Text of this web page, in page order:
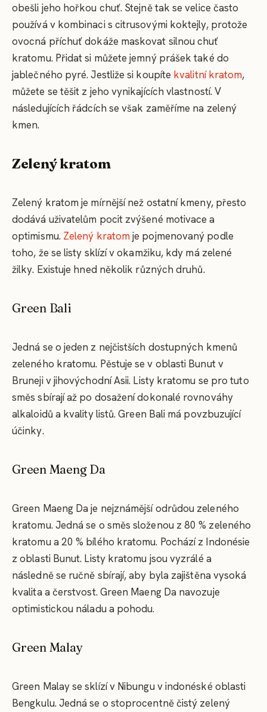
obešli jeho hořkou chuť. Stejně tak se velice často
používá v kombinaci s citrusovými koktejly, protože
ovocná příchuť dokáže maskovat silnou chuť
kratomu. Přidat si můžete jemný prášek také do
jablečného pyré. Jestliže si koupíte kvalitní kratom,
můžete se těšit z jeho vynikajících vlastností. V
následujících řádcích se však zaměříme na zelený
kmen.
Zelený kratom
Zelený kratom je mírnější než ostatní kmeny, přesto
dodává uživatelům pocit zvýšené motivace a
optimismu. Zelený kratomje pojmenovaný podle
toho, že se listy sklízí v okamžiku, kdy má zelené
žilky. Existuje hned několik různých druhů.
Green Bali
Jedná se o jeden z nejčistších dostupných kmenů
zeleného kratomu. Pěstuje se v oblasti Bunut v
Bruneji v jihovýchodní Asii. Listy kratomu se pro tuto
směs sbírají až po dosažení dokonalé rovnováhy
alkaloidů a kvality listů. Green Bali má povzbuzující
účinky.
Green Maeng Da
Green Maeng Da je nejznámější odrůdou zeleného
kratomu. Jedná se o směs složenou z 80 % zeleného
kratomu a 20 % bílého kratomu. Pochází z Indonésie
z oblasti Bunut. Listy kratomu jsou vyzrálé a
následně se ručně sbírají, aby byla zajištěna vysoká
kvalita a čerstvost. Green Maeng Da navozuje
optimistickou náladu a pohodu.
Green Malay
Green Malay se sklízí v Nibungu v indonéské oblasti
Bengkulu. Jedná se o stoprocentně čistý zelený